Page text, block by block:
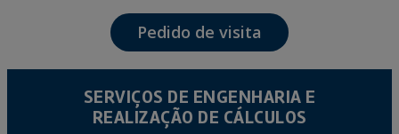
The data in our files are strictly confidential and shall be treated with the utmost
confidentiality and shall comply with all the requirements provided for the General
Data Protection Regulation (GDPR) 2016.
According to Data Protection legislation, you are strongly advised not to send high-
encrypted. Should these details be sent, it is done so under your sole responsibility.
The user may at any time exercise their rights of access, rectification, cancellation
and opposition under the provisions of the General Data Protection Regulation
Pedido de visita
SERVIÇOS DE ENGENHARIA E
REALIZAÇÃO DE CÁLCULOS